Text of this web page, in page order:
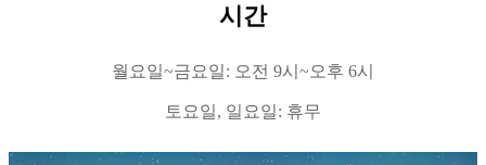
시간
월요일~금요일: 오전 9시~오후 6시
토요일, 일요일: 휴무